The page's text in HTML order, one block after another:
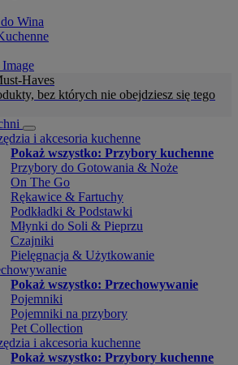
Wina
Haves
bez których nie obejdziesz się tego
i akcesoria kuchenne
Pokaż wszystko: Przybory kuchenne
Przybory do Gotowania & Noże
On The Go
Rękawice & Fartuchy
Podkładki & Podstawki
Młynki do Soli & Pieprzu
Czajniki
Pielęgnacja & Użytkowanie
Pokaż wszystko: Przechowywanie
Pojemniki
Pojemniki na przybory
Pet Collection
i akcesoria kuchenne
Pokaż wszystko: Przybory kuchenne